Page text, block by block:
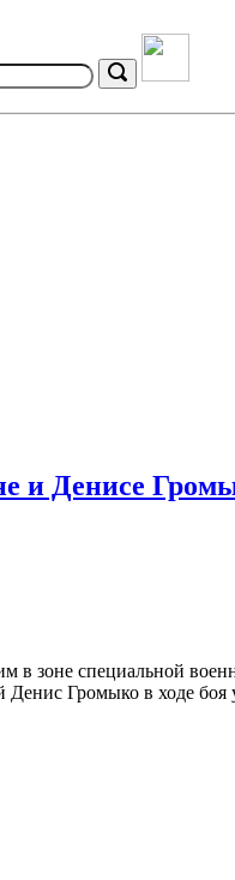
Search
и Денисе
в зоне специальной
Денис Громыко в ходе боя